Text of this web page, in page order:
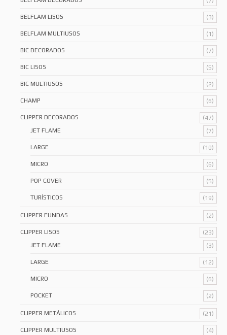
BELFLAM LISOS (3)
BELFLAM MULTIUSOS (1)
BIC DECORADOS (7)
BIC LISOS (5)
BIC MULTIUSOS (2)
CHAMP (6)
CLIPPER DECORADOS
(47)
JET FLAME
(7)
LARGE (10)
MICRO (6)
POP COVER (5)
TURÍSTICOS (19)
CLIPPER FUNDAS (2)
CLIPPER LISOS
(23)
JET FLAME
(3)
LARGE (12)
MICRO (6)
POCKET (2)
CLIPPER METÁLICOS (21)
CLIPPER MULTIUSOS (4)